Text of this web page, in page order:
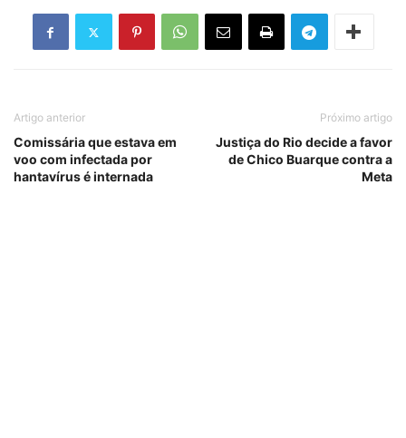
Artigo anterior
Comissária que estava em
voo com infectada por
hantavírus é internada
Próximo artigo
Justiça do Rio decide a favor
de Chico Buarque contra a
Meta